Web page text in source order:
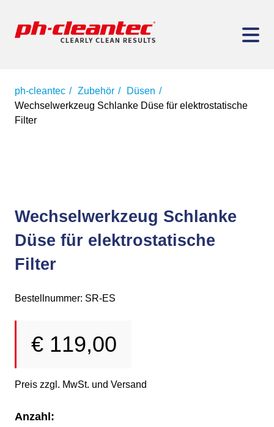
ph-cleantec Zubehör
Düsen
Wechselwerkzeug Schlanke Düse für elektrostatische
Filter
Wechselwerkzeug Schlanke
Düse für elektrostatische
Filter
Bestellnummer: SR-ES
€ 119,00
Preis zzgl. MwSt. und Versand
Anzahl: